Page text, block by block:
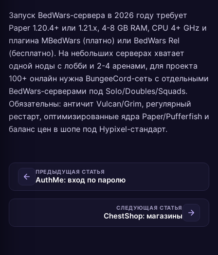
Запуск BedWars-сервера в 2026 году требует
Paper 1.20.4+ или 1.21.x, 4-8 GB RAM, CPU 4+ GHz и
плагина MBedWars (платно) или BedWars Rel
(бесплатно). На небольших серверах хватает
одной ноды с лобби и 2-4 аренами, для проекта
100+ онлайн нужна BungeeCord-сеть с отдельными
BedWars-серверами под Solo/Doubles/Squads.
Обязательны: античит Vulcan/Grim, регулярный
рестарт, оптимизированные ядра Paper/Pufferfish и
баланс цен в шопе под Hypixel-стандарт.
ПРЕДЫДУЩАЯ СТАТЬЯ
AuthMe: вход по паролю
СЛЕДУЮЩАЯ СТАТЬЯ
ChestShop: магазины